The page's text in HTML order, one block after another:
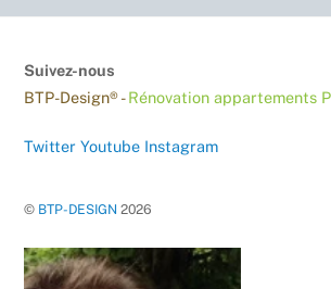
Suivez-nous
BTP-Design® -Rénovation appartements
Twitter Youtube Instagram
© BTP-DESIGN 2026